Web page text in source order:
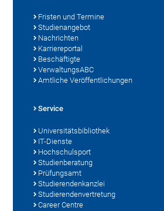
Fristen und Termine
Studienangebot
Nachrichten
Karriereportal
Beschäftigte
VerwaltungsABC
Amtliche Veröffentlichungen
Service
Universitätsbibliothek
IT-Dienste
Hochschulsport
Studienberatung
Prüfungsamt
Studierendenkanzlei
Studierendenvertretung
Career Centre